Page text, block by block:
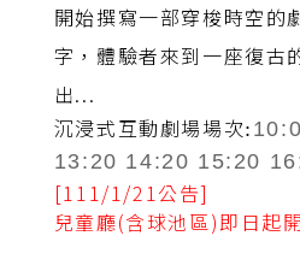
開始撰寫一部穿梭時空的
字，體驗者來到一座復古
出...
沉浸式互動劇場場次:
13:20 14:20 15:20
[111/1/21公告]
兒童廳(含球池區)即日起